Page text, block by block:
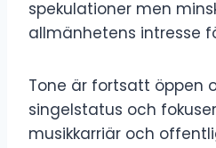
spekulationer men
allmänhetens intresse
Tone är fortsatt öppen
singelstatus och
musikkarriär och